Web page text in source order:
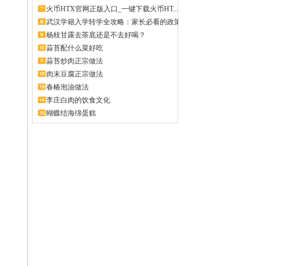
火币HTX官网正版入口_一键下载火币HT...
武汉学籍入学转学全攻略：家长必看的政策
解...
杨枝甘露去茶底还是不去好喝？
蒜苔配什么菜好吃
蒜苔炒肉正宗做法
肉末豆腐正宗做法
春椿泡油做法
李庄白肉的饮食文化
蝴蝶结海绵蛋糕